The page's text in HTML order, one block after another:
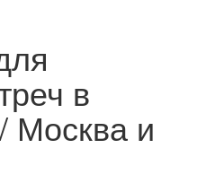
в
Москва и